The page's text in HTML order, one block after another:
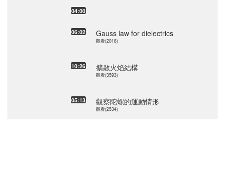
04:00
06:02 Gauss law for dielectrics
觀看(2018)
10:26 擴散火焰結構
觀看(3593)
05:13 觀察陀螺的運動情形
觀看(2534)